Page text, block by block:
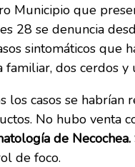
Municipio que
28 se denuncia
sintomáticos que
familiar, dos cerdos y
los casos se habrían
No hubo venta
de Necochea.
de foco.